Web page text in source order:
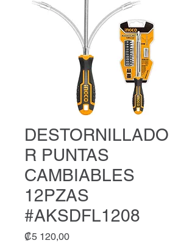
DESTORNILLADO
R PUNTAS
CAMBIABLES
12PZAS
#AKSDFL1208
₡5 120,00Precio